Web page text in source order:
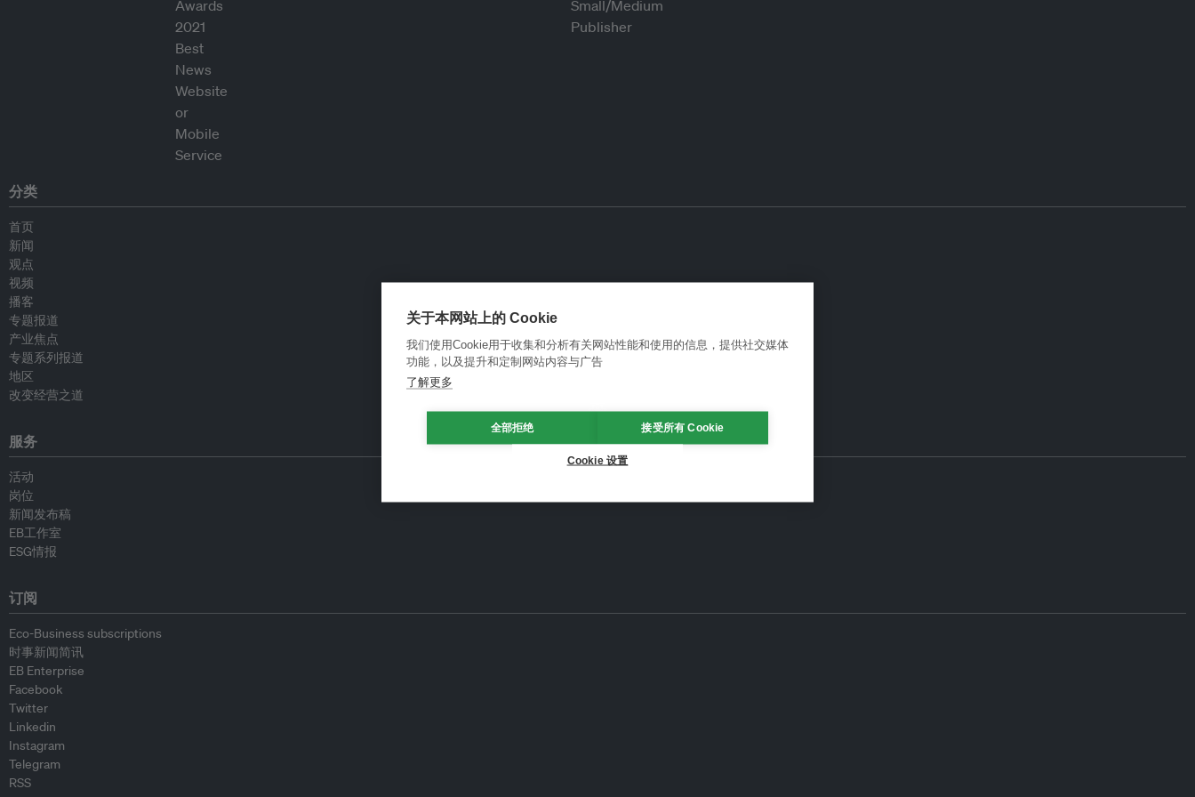
分类
首页
新闻
观点
视频
播客
专题报道
产业焦点
专题系列报道
地区
改变经营之道
服务
活动
岗位
新闻发布稿
EB工作室
ESG情报
订阅
Eco-Business subscriptions
时事新闻简讯
EB Enterprise
Facebook
Twitter
Linkedin
Instagram
Telegram
RSS
关于本网站上的 Cookie
我们使用Cookie用于收集和分析有关网站性能和使用的信息，提供社交媒体
功能，以及提升和定制网站内容与广告
了解更多
全部拒绝 接受所有 Cookie
Cookie 设置